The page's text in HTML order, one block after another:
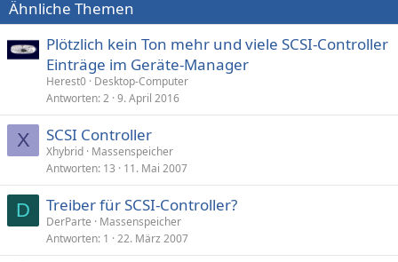
Ähnliche Themen
Plötzlich kein Ton mehr und viele SCSI-Controller
Einträge im Geräte-Manager
Herest0 Desktop-Computer
Antworten 2 9. April 2016
X SCSI Controller
Xhybrid Massenspeicher
Antworten 13 11. Mai 2007
D Treiber für SCSI-Controller?
DerParte
Massenspeicher
Antworten 1 22. März 2007